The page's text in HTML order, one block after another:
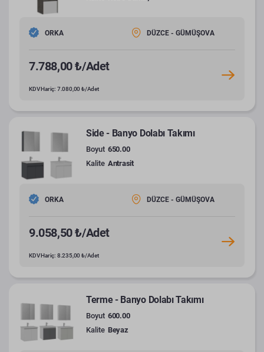
ORKA DÜZCE - GÜMÜŞOVA
7.788,00 ₺/Adet
KDV Hariç: 7.080,00 ₺/Adet
Side - Banyo Dolabı Takımı
Boyut 650.00
Kalite Antrasit
ORKA DÜZCE - GÜMÜŞOVA
9.058,50 ₺/Adet
KDV Hariç: 8.235,00 ₺/Adet
Terme - Banyo Dolabı Takımı
Boyut 600.00
Kalite Beyaz